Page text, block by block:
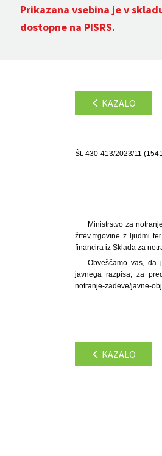
Prikazana vsebina je v
dostopne na PISRS.
KAZALO
Št. 430-413/2023/11
Ministrstvo za
žrtev trgovine z ljudmi
financira iz Sklada za
Obveščamo vas, da
javnega razpisa, za
notranje-zadeve/javne-
KAZALO